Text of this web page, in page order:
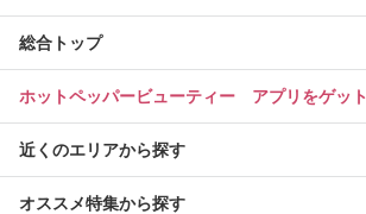
総合トップ
ホットペッパービューティー アプリをゲット
近くのエリアから探す
オススメ特集から探す